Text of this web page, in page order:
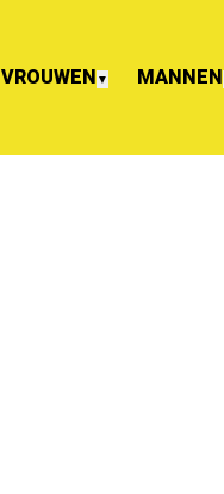
VROUWEN ▼ MANNEN